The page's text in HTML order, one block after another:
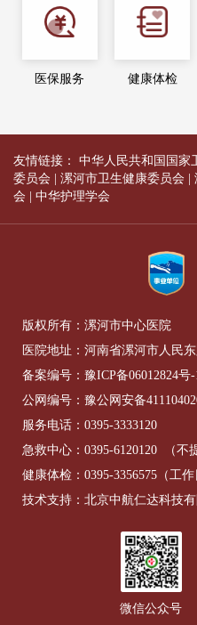
医保服务 健康体检
友情链接： 中华人民共和国国家
委员会
漯河市卫生健康委员会
会
中华护理学会
版权所有：漯河市中心医院
医院地址：河南省漯河市人民
备案编号： 豫ICP备06012824号-
公网编号： 豫公网安备
服务电话： 0395-3333120
急救中心： 0395-6120120
（不
健康体检： 0395-3356575 （工作
技术支持：北京中航仁达科技有
微信公众号